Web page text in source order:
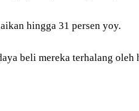
hingga 31 persen yoy.
beli mereka terhalang oleh